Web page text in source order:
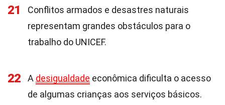
21
Conflitos armados e desastres naturais
representam grandes obstáculos para o
trabalho do UNICEF.
22 A desigualdade econômica dificulta o acesso
de algumas crianças aos serviços básicos.